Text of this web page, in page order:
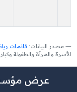
مصدر البيانات: قائمات
الأسرة والمرأة والطفولة وكبار السن بتاريخ 2026/
عرض